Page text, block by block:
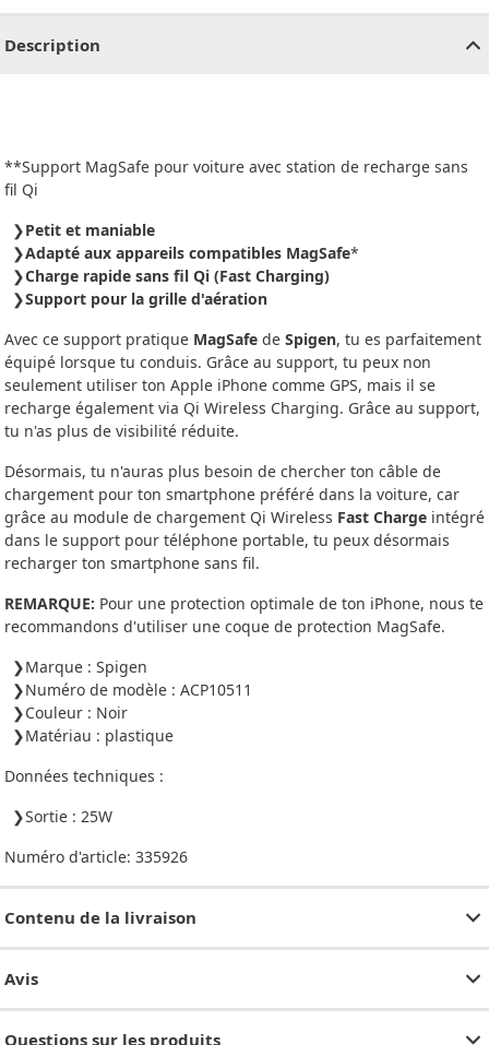
Description
**Support MagSafe pour voiture avec station de recharge sans
fil Qi
Petit et maniable
Adapté aux appareils compatibles MagSafe*
Charge rapide sans fil Qi (Fast Charging)
Support pour la grille d'aération
Avec ce support pratique MagSafe de Spigen, tu es parfaitement
équipé lorsque tu conduis. Grâce au support, tu peux non
seulement utiliser ton Apple iPhone comme GPS, mais il se
recharge également via Qi Wireless Charging. Grâce au support,
tu n'as plus de visibilité réduite.
Désormais, tu n'auras plus besoin de chercher ton câble de
chargement pour ton smartphone préféré dans la voiture, car
grâce au module de chargement Qi Wireless Fast Charge intégré
dans le support pour téléphone portable, tu peux désormais
recharger ton smartphone sans fil.
REMARQUE: Pour une protection optimale de ton iPhone, nous te
recommandons d'utiliser une coque de protection MagSafe.
Marque : Spigen
Numéro de modèle : ACP10511
Couleur : Noir
Matériau : plastique
Données techniques :
Sortie : 25W
Numéro d'article: 335926
Contenu de la livraison
Avis
Questions sur les produits